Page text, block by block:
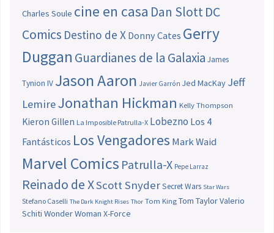
Charles Soule cine en casa Dan SlottDC
Comics Destino de X Donny Cates Gerry
Duggan Guardianes de la Galaxia James
Tynion IV Jason Aaron Javier Garrón Jed MacKay Jeff
LemireJonathan Hickman Kelly Thompson
Kieron Gillen La Imposible Patrulla-X Lobezno Los 4
Fantásticos Los Vengadores Mark Waid
Marvel Comics Patrulla-X Pepe Larraz
Reinado de XScott SnyderSecret Wars Star Wars
Stefano Caselli The Dark Knight Rises Thor Tom King Tom TaylorValerio
Schiti Wonder Woman X-Force